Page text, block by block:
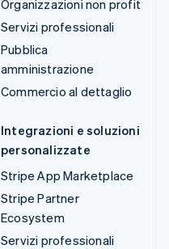
Organizzazioni non profit
Servizi professionali
Pubblica
amministrazione
Commercio al dettaglio
Integrazioni e soluzioni
personalizzate
Stripe App Marketplace
Stripe Partner
Ecosystem
Servizi professionali